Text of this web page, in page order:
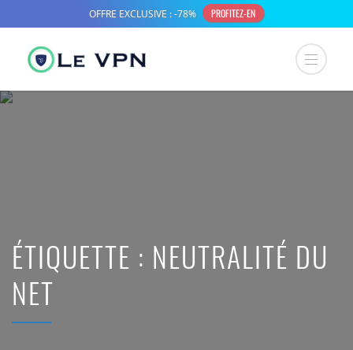
ÉTIQUETTE : NEUTRALITÉ DU
NET